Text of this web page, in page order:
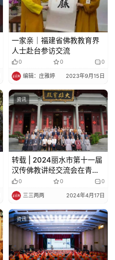
一家亲｜福建省佛教教育界
人士赴台参访交流
0 0 0
编辑：庄雅婷 2023年9月15日
资讯
转载 | 2024丽水市第十一届
汉传佛教讲经交流会在青田
真宁净寺圆满举行
0 0 0
三三两两 2024年4月17日
资讯